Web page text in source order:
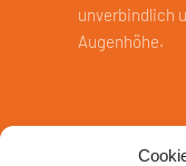
unverbindlich
Augenhöhe.